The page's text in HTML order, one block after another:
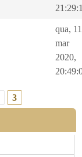
qua, 11
mar
2020,
3